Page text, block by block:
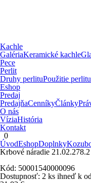
Kachle
GalériaKeramické kachle
Pece
Perlit
Druhy perlituPoužitie perlitu
Eshop
Predaj
PredajňaCenníkyČlánky
O nás
VíziaHistória
Kontakt
0
ÚvodEshopDoplnky
Krbové náradie
Kód: 50001540000096
Dostupnosť: 2 ks ihneď k